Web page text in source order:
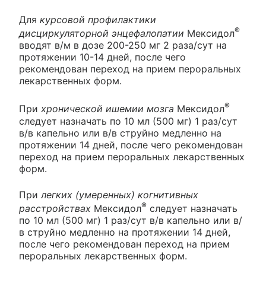
Для курсовой профилактики
дисциркуляторной энцефалопатии Мексидол®
вводят в/м в дозе 200-250 мг 2 раза/сут на
протяжении 10-14 дней, после чего
рекомендован переход на прием пероральных
лекарственных форм.
При хронической ишемии мозга Мексидол®
следует назначать по 10 мл (500 мг) 1 раз/сут
в/в капельно или в/в струйно медленно на
протяжении 14 дней, после чего рекомендован
переход на прием пероральных лекарственных
форм.
При легких (умеренных) когнитивных
расстройствах Мексидол® следует назначать
по 10 мл (500 мг) 1 раз/сут в/в капельно или в/
в струйно медленно на протяжении 14 дней,
после чего рекомендован переход на прием
пероральных лекарственных форм.